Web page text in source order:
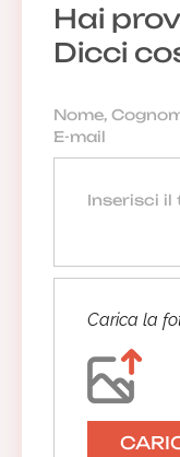
Hai
Dicci
Carica la